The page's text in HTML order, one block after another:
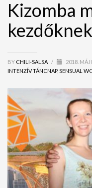
Kizomba
BY CHILI-SALSA / 2018.
INTENZÍV TÁNCNAP, SENSUAL